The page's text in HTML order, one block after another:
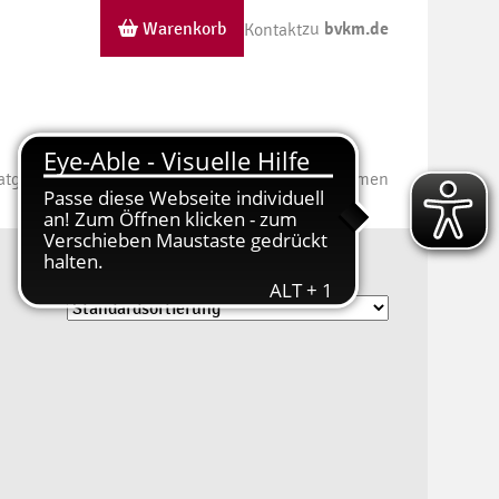
Warenkorb Kontaktzu bvkm.de
Wissen kompaktPublikationen nach Themen